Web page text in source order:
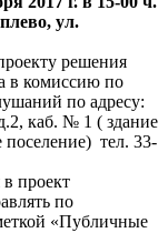
ул.
решения
в комиссию по
по адресу:
каб. № 1 ( здание
тел. 33-
проект
по
«Публичные